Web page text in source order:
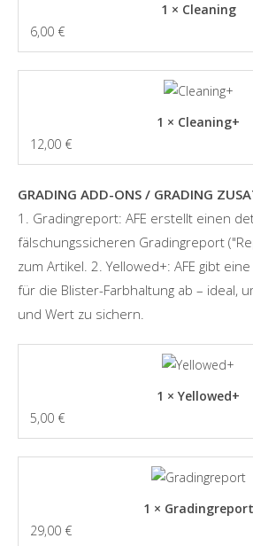
1 × Cleaning
6,00 €
1 × Cleaning+
12,00 €
GRADING ADD-ONS / GRADING
1. Gradingreport: AFE erstellt einen
fälschungssicheren Gradingreport
zum Artikel. 2. Yellowed+: AFE gibt
für die Blister-Farbhaltung ab – ideal,
und Wert zu sichern.
1 × Yellowed+
5,00 €
1 × Gradingreport
29,00 €